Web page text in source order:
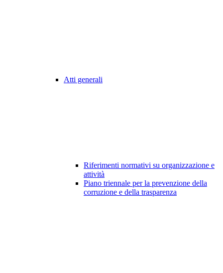
Atti generali
Riferimenti normativi su organizzazione e
attività
Piano triennale per la prevenzione della
corruzione e della trasparenza